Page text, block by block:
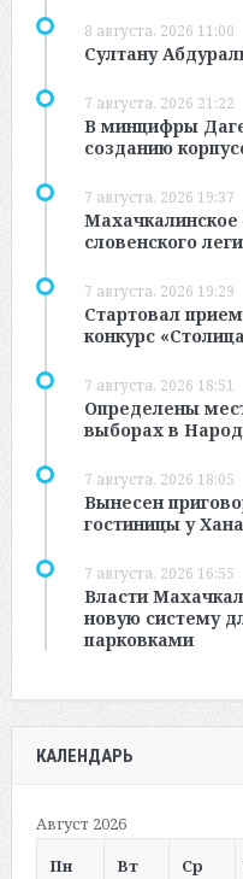
8 августа, 2026 11:00
Султану
7 августа, 2026 21:22
В минцифры
созданию
7 августа, 2026 19:37
Махачкалинское
словенского
7 августа, 2026 19:29
Стартовал
конкурс
7 августа, 2026 18:51
Определены
выборах в
7 августа, 2026 18:05
Вынесен
гостиницы у
7 августа, 2026 16:55
Власти
новую систему
парковками
КАЛЕНДАРЬ
Август 2026
Пн
Вт Ср